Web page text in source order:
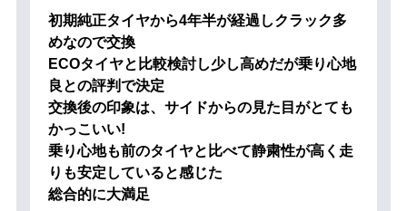
初期純正タイヤから4年半が経過しクラック多
めなので交換
ECOタイヤと比較検討し少し高めだが乗り心地
良との評判で決定
交換後の印象は、サイドからの見た目がとても
かっこいい!
乗り心地も前のタイヤと比べて静粛性が高く走
りも安定していると感じた
総合的に大満足